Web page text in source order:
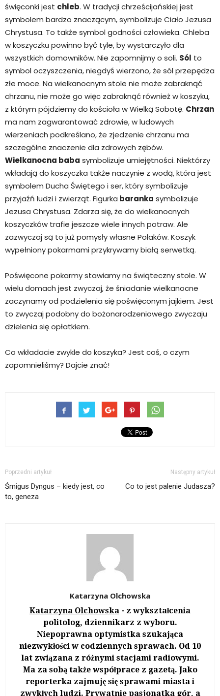
święconki jest chleb. W tradycji chrześcijańskiej jest
symbolem bardzo znaczącym, symbolizuje Ciało Jezusa
Chrystusa. To także symbol godności człowieka. Chleba
w koszyczku powinno być tyle, by wystarczyło dla
wszystkich domowników. Nie zapomnijmy o soli. Sól to
symbol oczyszczenia, niegdyś wierzono, że sól przepędza
złe moce. Na wielkanocnym stole nie może zabraknąć
chrzanu, nie może go więc zabraknąć również w koszyku,
z którym pójdziemy do kościoła w Wielką Sobotę. Chrzan
ma nam zagwarantować zdrowie, w ludowych
wierzeniach podkreślano, że zjedzenie chrzanu ma
szczególne znaczenie dla zdrowych zębów.
Wielkanocna baba symbolizuje umiejętności. Niektórzy
wkładają do koszyczka także naczynie z wodą, która jest
symbolem Ducha Świętego i ser, który symbolizuje
przyjaźń ludzi i zwierząt. Figurka baranka symbolizuje
Jezusa Chrystusa. Zdarza się, że do wielkanocnych
koszyczków trafie jeszcze wiele innych potraw. Ale
zazwyczaj są to już pomysły własne Polaków. Koszyk
wypełniony pokarmami przykrywamy białą serwetką.
Poświęcone pokarmy stawiamy na świąteczny stole. W
wielu domach jest zwyczaj, że śniadanie wielkanocne
zaczynamy od podzielenia się poświęconym jajkiem. Jest
to zwyczaj podobny do bożonarodzeniowego zwyczaju
dzielenia się opłatkiem.
Co wkładacie zwykle do koszyka? Jest coś, o czym
zapomnieliśmy? Dajcie znać!
Poprzedni artykuł
Śmigus Dyngus – kiedy jest, co
to, geneza
Następny artykuł
Co to jest palenie Judasza?
Katarzyna Olchowska
Katarzyna Olchowska - z wykształcenia
politolog, dziennikarz z wyboru.
Niepoprawna optymistka szukająca
niezwykłości w codziennych sprawach. Od 10
lat związana z różnymi stacjami radiowymi.
Ma za sobą także współprace z gazetą. Jako
reporterka zajmuję się sprawami miasta i
zwykłych ludzi. Prywatnie pasjonatka gór, a